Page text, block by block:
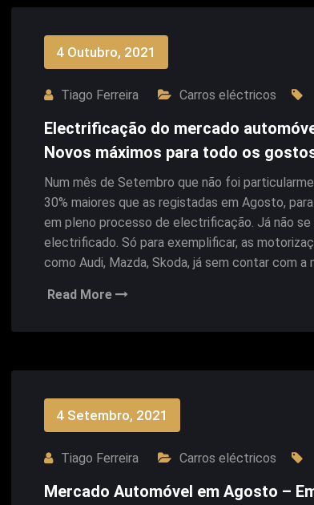
4 Outubro, 2021
Tiago Ferreira Carros eléctricos
Electrificação do mercado
Novos máximos para todo os
Num mês de Setembro que não foi
30% maiores que as registadas em Agosto,
em pleno processo de electrificação. Já não
electrificado. Só para exemplificar, as
como Audi, Mazda, Skoda, já sem contar com
Read More
4 Setembro, 2021
Tiago Ferreira Carros eléctricos
Mercado Automóvel em Agosto –